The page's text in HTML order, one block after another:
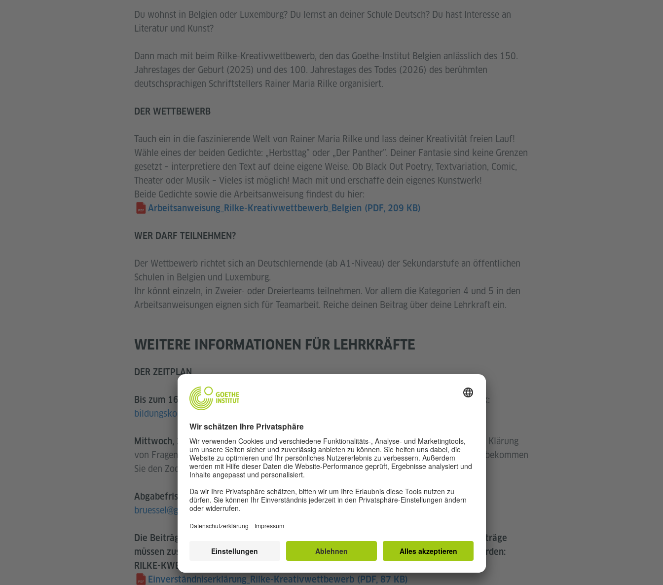
Du wohnst in Belgien oder Luxemburg? Du lernst an deiner Schule Deutsch? Du hast Interesse an
Literatur und Kunst?
Dann mach mit beim Rilke-Kreativwettbewerb, den das Goethe-Institut Belgien anlässlich des 150.
Jahrestages der Geburt (2025) und des 100. Jahrestages des Todes (2026) des berühmten
deutschsprachigen Schriftstellers Rainer Maria Rilke organisiert.
DER WETTBEWERB
Tauch ein in die faszinierende Welt von Rainer Maria Rilke und lass deiner Kreativität freien Lauf!
Wähle eines der beiden Gedichte: „Herbsttag” oder „Der Panther”. Deiner Fantasie sind keine Grenzen
gesetzt – interpretiere den Text auf deine eigene Weise. Ob Black Out Poetry, Textvariation, Comic,
Theater oder Musik – Vieles ist möglich! Mach mit und erschaffe dein eigenes Kunstwerk!
Beide Gedichte sowie die Arbeitsanweisung findest du hier:
Arbeitsanweisung_Rilke-Kreativwettbewerb_Belgien (PDF, 209 KB)
WER DARF TEILNEHMEN?
Der Wettbewerb richtet sich an Deutschlernende (ab A1-Niveau) der Sekundarstufe an öffentlichen
Schulen in Belgien und Luxemburg.
Ihr könnt einzeln, in Zweier- oder Dreierteams teilnehmen. Vor allem die Kategorien 4 und 5 in den
Arbeitsanweisungen eignen sich für Teamarbeit. Reiche deinen Beitrag über deine Lehrkraft ein.
WEITERE INFORMATIONEN FÜR LEHRKRÄFTE
DER ZEITPLAN
Bis zum 16. September 2025
: Anmeldung von interessierten Lehrkräften über diesen Link:
bildungskooperation-bruessel@goethe.de
Mittwoch, 24. September 2025 von 16:30 bis 18:30 Uhr: Online-Kick-Off für Lehrkräfte: Klärung
von Fragen zum Wettbewerb und Präsentation der Didaktisierung. Nach Ihrer Anmeldung bekommen
Sie den Zoom-Link. Ein Protokoll der Sitzung wird im Nachgang zur Verfügung gestellt.
Abgabefrist: Freitag, 30. Januar 2026: Einsendung der Beiträge anbildungskooperation-
bruessel@goethe.de
Die Beiträge können nur von den betreuenden Lehrkräften eingereicht werden. Die Beiträge
müssen zusammen mit der Einverständniserklärung mit folgendem Betreff benannt werden:
RILKE-KWB-VORNAME-NACHNAME-SCHULE.
Einverständniserklärung_Rilke-Kreativwettbewerb (PDF, 87 KB)